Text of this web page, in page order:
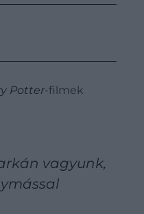
Potter-filmek
vagyunk,